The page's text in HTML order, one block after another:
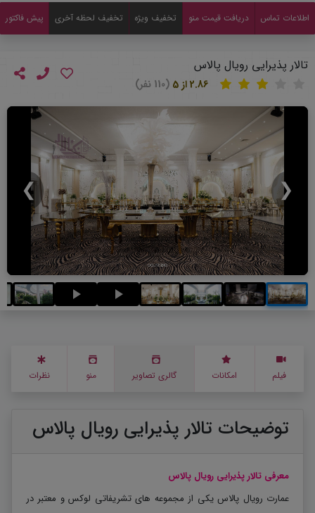
اطلاعات تماس دریافت قیمت منو تخفیف ویژه تخفیف لحظه آخری پیش فاکتور
تالار پذیرایی رویال پالاس
(110 نفر)
❮
❯
فیلم امکانات گالری تصاویر منو نظرات
توضیحات تالار پذیرایی رویال پالاس
معرفی تالار پذیرایی رویال پالاس
عمارت رویال پالاس یکی از مجموعه های تشریفاتی لوکس و معتبر در